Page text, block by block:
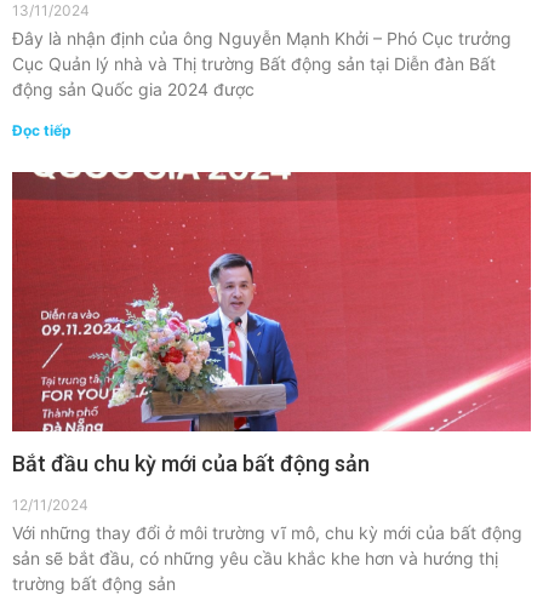
13/11/2024
Đây là nhận định của ông Nguyễn Mạnh Khởi – Phó Cục trưởng
Cục Quản lý nhà và Thị trường Bất động sản tại Diễn đàn Bất
động sản Quốc gia 2024 được
Đọc tiếp
Bắt đầu chu kỳ mới của bất động sản
12/11/2024
Với những thay đổi ở môi trường vĩ mô, chu kỳ mới của bất động
sản sẽ bắt đầu, có những yêu cầu khắc khe hơn và hướng thị
trường bất động sản